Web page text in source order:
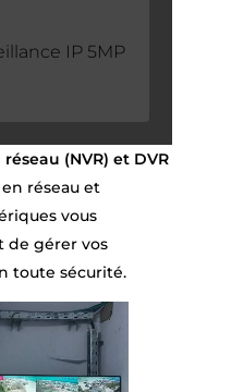
IP 5MP
(NVR) et DVR
réseau et
vous
de gérer vos
toute sécurité.